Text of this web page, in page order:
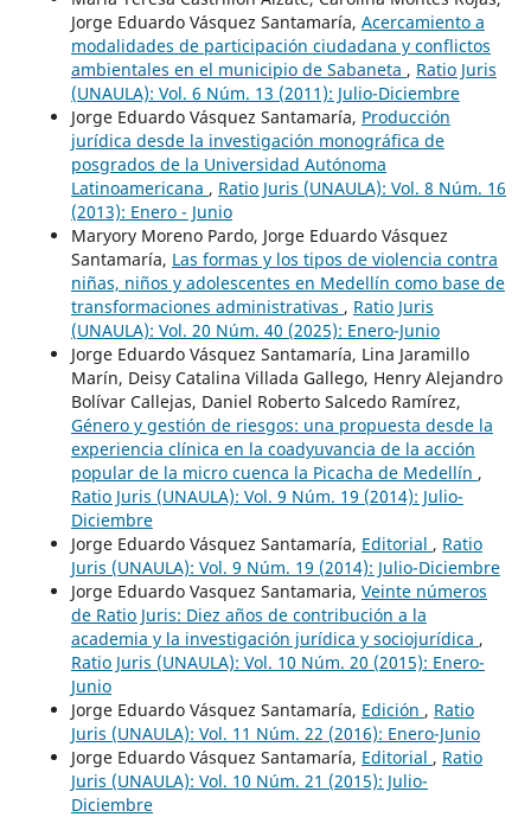
Jorge Eduardo Vásquez Santamaría, Acercamiento a
modalidades de participación ciudadana y conflictos
ambientales en el municipio de Sabaneta , Ratio Juris
(UNAULA): Vol. 6 Núm. 13 (2011): Julio-Diciembre
Jorge Eduardo Vásquez Santamaría, Producción
jurídica desde la investigación monográfica de
posgrados de la Universidad Autónoma
Latinoamericana , Ratio Juris (UNAULA): Vol. 8 Núm. 16
(2013): Enero - Junio
Maryory Moreno Pardo, Jorge Eduardo Vásquez
Santamaría, Las formas y los tipos de violencia contra
niñas, niños y adolescentes en Medellín como base de
transformaciones administrativas , Ratio Juris
(UNAULA): Vol. 20 Núm. 40 (2025): Enero-Junio
Jorge Eduardo Vásquez Santamaría, Lina Jaramillo
Marín, Deisy Catalina Villada Gallego, Henry Alejandro
Bolívar Callejas, Daniel Roberto Salcedo Ramírez,
Género y gestión de riesgos: una propuesta desde la
experiencia clínica en la coadyuvancia de la acción
popular de la micro cuenca la Picacha de Medellín ,
Ratio Juris (UNAULA): Vol. 9 Núm. 19 (2014): Julio-
Diciembre
Jorge Eduardo Vásquez Santamaría, Editorial , Ratio
Juris (UNAULA): Vol. 9 Núm. 19 (2014): Julio-Diciembre
Jorge Eduardo Vasquez Santamaria, Veinte números
de Ratio Juris: Diez años de contribución a la
academia y la investigación jurídica y sociojurídica ,
Ratio Juris (UNAULA): Vol. 10 Núm. 20 (2015): Enero-
Junio
Jorge Eduardo Vásquez Santamaría, Edición , Ratio
Juris (UNAULA): Vol. 11 Núm. 22 (2016): Enero-Junio
Jorge Eduardo Vásquez Santamaría, Editorial , Ratio
Juris (UNAULA): Vol. 10 Núm. 21 (2015): Julio-
Diciembre